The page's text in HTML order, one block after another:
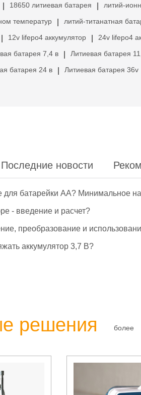
18650 литиевая батарея литий-
температур литий-титанатная
12v lifepo4 аккумулятор 24v lifepo4
батарея 7,4 в Литиевая батарея
батарея 24 в Литиевая батарея 36v
Последние новости
для батарейки АА? Минимальное
- введение и расчет?
преобразование и
аккумулятор 3,7 В?
решения более